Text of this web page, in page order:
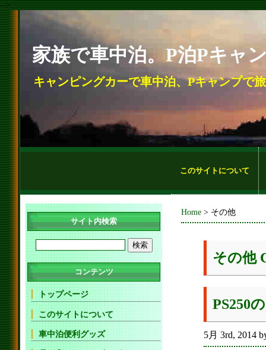
-->
家族で車中泊。P泊Pキャ
キャンピングカーで車中泊、Pキャンプで
このサイトについて
Home > その他
その他
PS250
5月 3rd, 2014
サイト内検索
コンテンツ
トップページ
このサイトについて
車中泊便利グッズ